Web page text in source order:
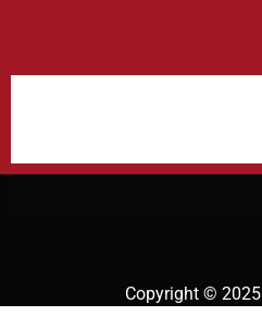
Copyright © 2025